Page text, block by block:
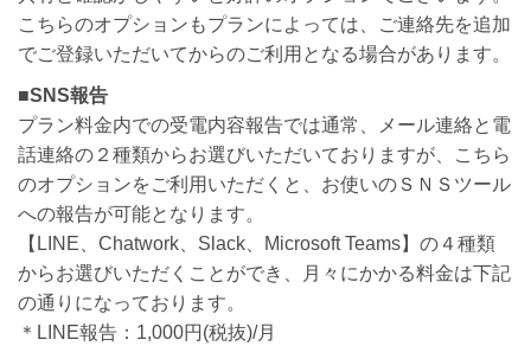
こちらのオプションもプランによっては、ご連絡先を追加
でご登録いただいてからのご利用となる場合があります。
■SNS報告
プラン料金内での受電内容報告では通常、メール連絡と電
話連絡の２種類からお選びいただいておりますが、こちら
のオプションをご利用いただくと、お使いのＳＮＳツール
への報告が可能となります。
【LINE、Chatwork、Slack、Microsoft Teams】の４種類
からお選びいただくことができ、月々にかかる料金は下記
の通りになっております。
＊LINE報告：1,000円(税抜)/月